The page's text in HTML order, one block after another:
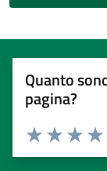
Quanto
pagina?
Valuta
Valuta 2
Valuta 1 stelle